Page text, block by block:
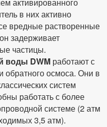
активированного
в них активно
вредные растворенные
задерживает
частицы.
воды DWM работают с
обратного осмоса. Они в
систем
работать с более
системе (2 атм
3,5 атм).